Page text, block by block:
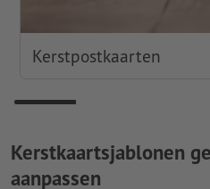
Kerstpostkaarten
Kerstkaartsjablonen
aanpassen